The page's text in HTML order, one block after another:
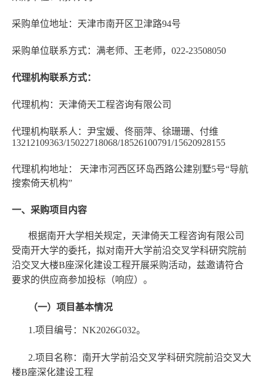
采购单位地址：天津市南开区卫津路94号
采购单位联系方式：满老师、王老师，022-23508050
代理机构联系方式：
代理机构：天津倚天工程咨询有限公司
代理机构联系人：尹宝媛、佟丽萍、徐珊珊、付维
13212109363/15022718068/18526100791/15620928155
代理机构地址： 天津市河西区环岛西路公建别墅5号“导航
搜索倚天机构”
一、采购项目内容
根据南开大学相关规定，天津倚天工程咨询有限公司
受南开大学的委托，拟对南开大学前沿交叉学科研究院前
沿交叉大楼B座深化建设工程开展采购活动，兹邀请符合
要求的供应商参加投标（响应）。
（一）项目基本情况
1.项目编号：NK2026G032。
2.项目名称：南开大学前沿交叉学科研究院前沿交叉大
楼B座深化建设工程